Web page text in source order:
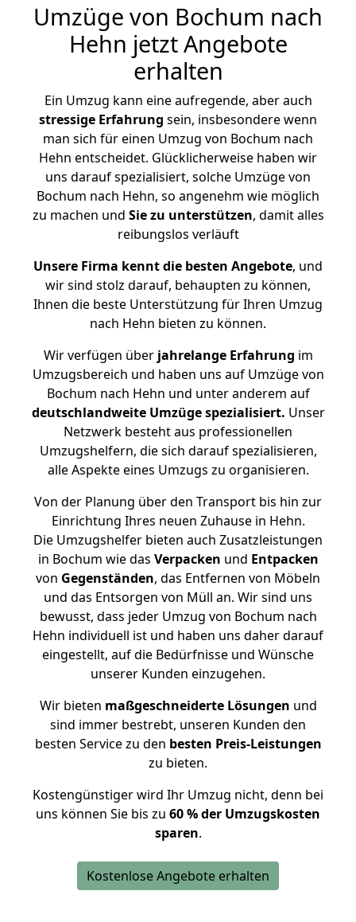
Umzüge von Bochum nach
Hehn jetzt Angebote
erhalten
Ein Umzug kann eine aufregende, aber auch
stressige Erfahrung sein, insbesondere wenn
man sich für einen Umzug von Bochum nach
Hehn entscheidet. Glücklicherweise haben wir
uns darauf spezialisiert, solche Umzüge von
Bochum nach Hehn, so angenehm wie möglich
zu machen und Sie zu unterstützen, damit alles
reibungslos verläuft
Unsere Firma kennt die besten Angebote, und
wir sind stolz darauf, behaupten zu können,
Ihnen die beste Unterstützung für Ihren Umzug
nach Hehn bieten zu können.
Wir verfügen überjahrelange Erfahrung im
Umzugsbereich und haben uns auf Umzüge von
Bochum nach Hehn und unter anderem auf
deutschlandweite Umzüge spezialisiert. Unser
Netzwerk besteht aus professionellen
Umzugshelfern, die sich darauf spezialisieren,
alle Aspekte eines Umzugs zu organisieren.
Von der Planung über den Transport bis hin zur
Einrichtung Ihres neuen Zuhause in Hehn.
Die Umzugshelfer bieten auch Zusatzleistungen
in Bochum wie das Verpacken und Entpacken
von Gegenständen, das Entfernen von Möbeln
und das Entsorgen von Müll an. Wir sind uns
bewusst, dass jeder Umzug von Bochum nach
Hehn individuell ist und haben uns daher darauf
eingestellt, auf die Bedürfnisse und Wünsche
unserer Kunden einzugehen.
Wir bieten maßgeschneiderte Lösungen und
sind immer bestrebt, unseren Kunden den
besten Service zu den besten Preis-Leistungen
zu bieten.
Kostengünstiger wird Ihr Umzug nicht, denn bei
uns können Sie bis zu 60 % der Umzugskosten
sparen.
Kostenlose Angebote erhalten